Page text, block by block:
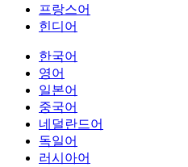
프랑스어
힌디어
한국어
영어
일본어
중국어
네덜란드어
독일어
러시아어